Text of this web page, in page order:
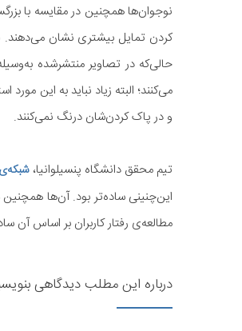
نوجوان‌ها همچنین در مقایسه با
کردن تمایل بیشتری نشان می‌دهند.
حالی‌که در تصاویر منتشرشده
می‌کنند؛ البته زیاد نباید به این
و در پاک کردن‌شان درنگ نمی‌کنند.
تیم محقق دانشگاه پنسیلوانیا،
این‌چنینی ساده‌تر بود. آن‌ها همچنین
مطالعه‌ی رفتار کاربران بر اساس آن
درباره این مطلب دیدگاهی